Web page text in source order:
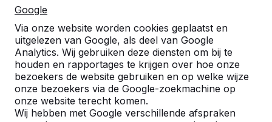
Google
Via onze website worden cookies geplaatst en
uitgelezen van Google, als deel van Google
Analytics. Wij gebruiken deze diensten om bij te
houden en rapportages te krijgen over hoe onze
bezoekers de website gebruiken en op welke wijze
onze bezoekers via de Google-zoekmachine op
onze website terecht komen.
Wij hebben met Google verschillende afspraken
Ontdek ons complete
assortiment